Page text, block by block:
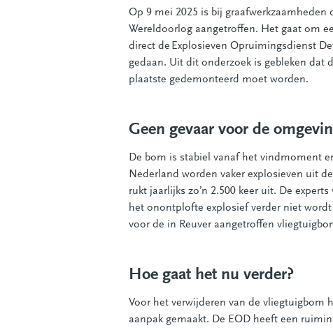
Op 9 mei 2025 is bij
Wereldoorlog aangetroffen. Het gaat om
direct de Explosieven Opruimingsdienst
gedaan. Uit dit onderzoek is gebleken dat
plaatste gedemonteerd moet worden.
Geen gevaar voor de
De bom is stabiel vanaf het vindmoment
Nederland worden vaker explosieven uit
rukt jaarlijks zo’n 2.500 keer uit. De
het onontplofte explosief verder niet
voor de in Reuver aangetroffen
Hoe gaat het nu verder?
Voor het verwijderen van de vliegtuigbom
aanpak gemaakt. De EOD heeft een